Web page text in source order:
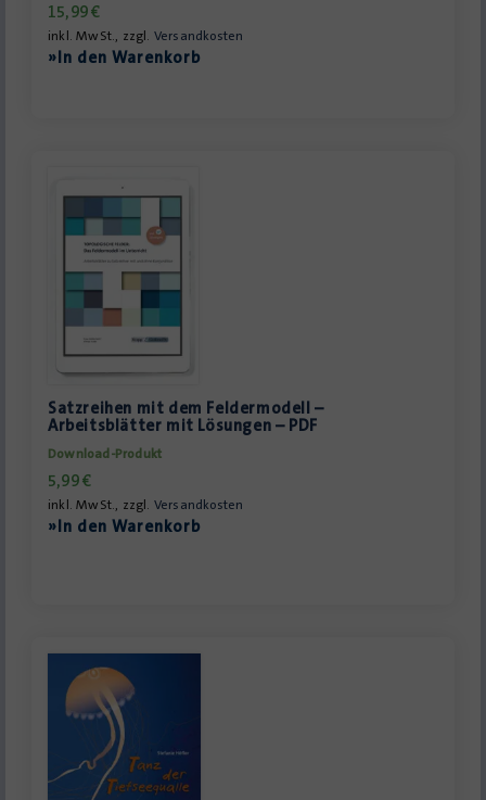
15,99€
inkl. MwSt., zzgl. Versandkosten
»In den Warenkorb
Satzreihen mit dem Feldermodell –
Arbeitsblätter mit Lösungen – PDF
Download-Produkt
5,99€
inkl. MwSt., zzgl. Versandkosten
»In den Warenkorb